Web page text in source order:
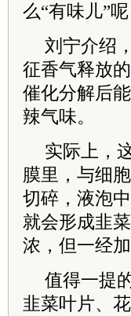
么“有味儿”呢
刘宁介绍
征香气释放
催化分解后
辣气味。
实际上，
膜里，与细
切碎，液泡
就会形成韭
浓，但一经
值得一提
韭菜叶片、